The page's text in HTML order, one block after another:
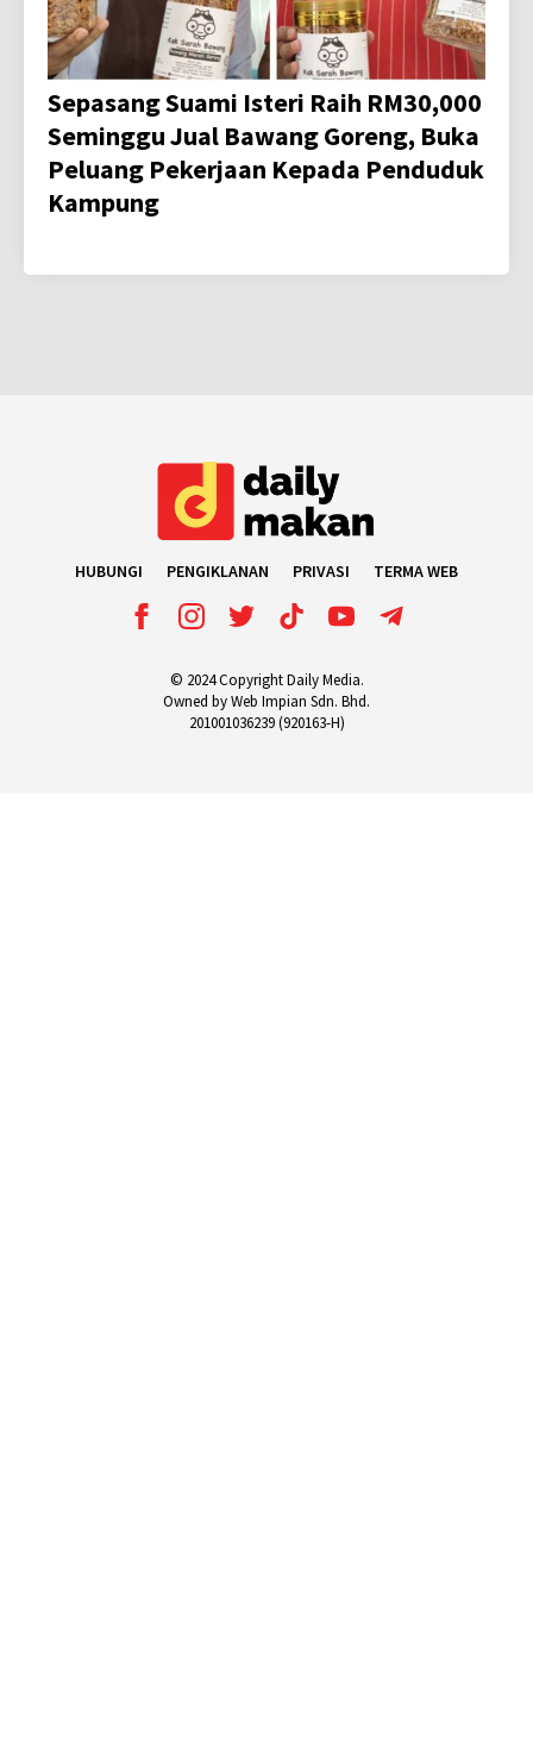
Sepasang Suami Isteri Raih RM30,000
Seminggu Jual Bawang Goreng, Buka
Peluang Pekerjaan Kepada Penduduk
Kampung
HUBUNGI PENGIKLANAN PRIVASI TERMA WEB
© 2024 Copyright Daily Media.
Owned by Web Impian Sdn. Bhd.
201001036239 (920163-H)